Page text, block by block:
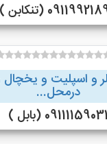
(تنکابن )
و اسپلیت و یخچال
درمحل...
09111159031 (بابل )